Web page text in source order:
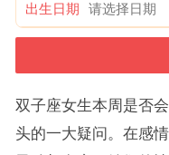
出生日期
双子座女生本周是否
头的一大疑问。在感